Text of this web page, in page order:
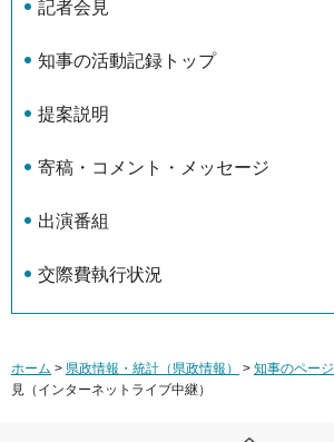
記者会見
知事の活動記録トップ
提案説明
寄稿・コメント・メッセージ
出演番組
交際費執行状況
ホーム > 県政情報・統計（県政情報） > 知事のページ
見（インターネットライブ中継）